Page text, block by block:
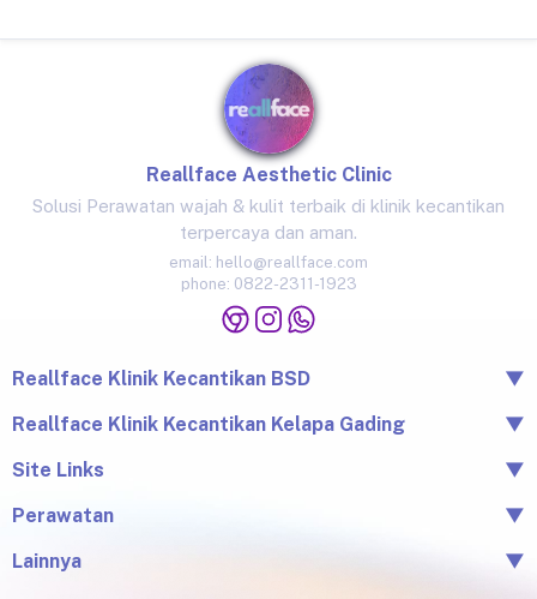
Reallface Aesthetic Clinic
Solusi Perawatan wajah & kulit terbaik di klinik kecantikan
terpercaya dan aman.
email: hello@reallface.com
phone: 0822-2311-1923
Reallface Klinik Kecantikan BSD
▼
Banten 15345
0822-2311-1923
Reallface Klinik Kecantikan Kelapa Gading
▼
Gading, Jkt Utara, Daerah Khusus Ibukota Jakarta 14240
0813-1581-1448
Site Links
▼
Beranda
Perawatan
Perawatan
▼
Juvelook
Facial & LHALA Peel
Lainnya
▼